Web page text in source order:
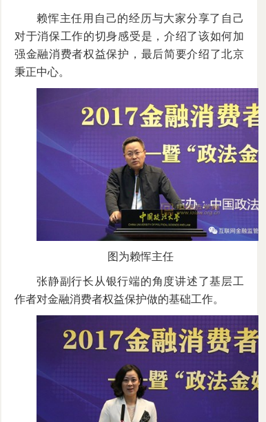
赖恽主任用自己的经历与大家分享了自己
对于消保工作的切身感受是，介绍了该如何加
强金融消费者权益保护，最后简要介绍了北京
秉正中心。
图为赖恽主任
张静副行长从银行端的角度讲述了基层工
作者对金融消费者权益保护做的基础工作。